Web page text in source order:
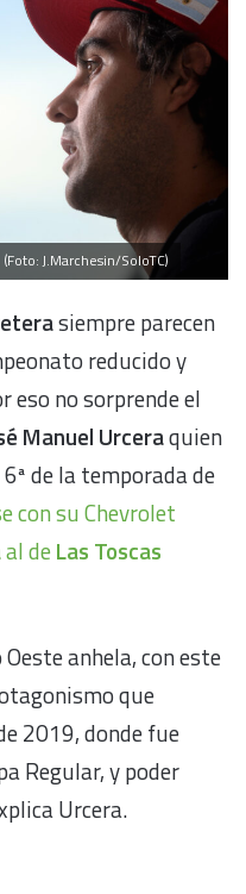
J.Marchesin/SoloTC)
siempre parecen
reducido y
eso no sorprende el
Manuel Urceraquien
de la temporada de
con su Chevrolet
al deLas Toscas
anhela, con este
que
2019, donde fue
Regular, y poder
Urcera.